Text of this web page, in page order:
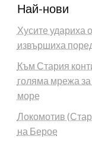
Най-нови
Хусите удариха
извършиха
Към Стария
голяма мрежа
море
Локомотив
на Берое